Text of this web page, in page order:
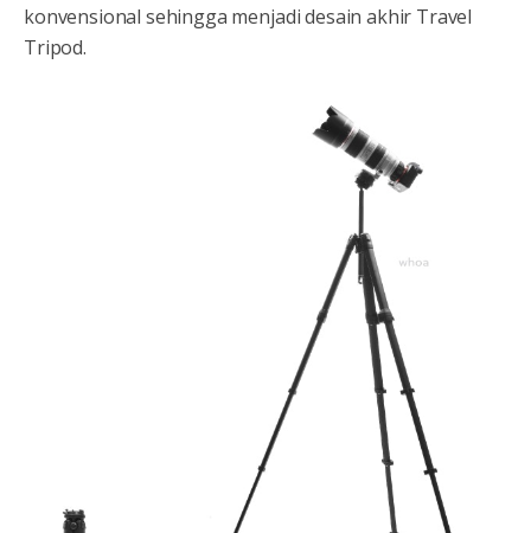
konvensional sehingga menjadi desain akhir Travel
Tripod.